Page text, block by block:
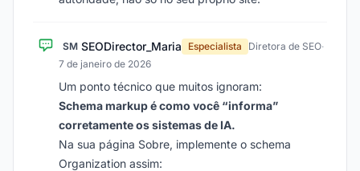
SM SEODirector_Maria Especialista Diretora de SEO·
7 de janeiro de 2026
Um ponto técnico que muitos ignoram:
Schema markup é como você “informa”
corretamente os sistemas de IA.
Na sua página Sobre, implemente o schema
Organization assim: